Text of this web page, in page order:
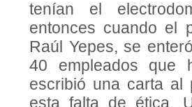
tenían el
entonces cuando el
Raúl Yepes, se
40 empleados que
escribió una carta al
esta falta de ética.